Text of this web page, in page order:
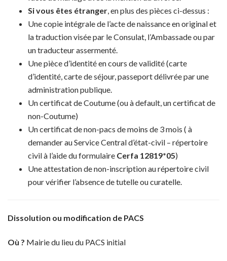
Si vous êtes étranger, en plus des pièces ci-dessus :
Une copie intégrale de l’acte de naissance en original et
la traduction visée par le Consulat, l’Ambassade ou par
un traducteur assermenté.
Une pièce d’identité en cours de validité (carte
d’identité, carte de séjour, passeport délivrée par une
administration publique.
Un certificat de Coutume (ou à default, un certificat de
non-Coutume)
Un certificat de non-pacs de moins de 3 mois ( à
demander au Service Central d’état-civil – répertoire
civil à l’aide du formulaire Cerfa 12819*05)
Une attestation de non-inscription au répertoire civil
pour vérifier l’absence de tutelle ou curatelle.
Dissolution ou modification de PACS
Où ? Mairie du lieu du PACS initial